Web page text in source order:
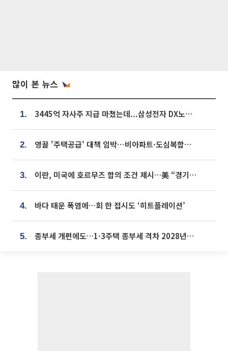
많이 본 뉴스
1. 3445억 자사주 지급 마쳤는데...삼성전자 DX노조, 뒤늦은 '떼쓰기 집회'
2. 영끌 '주택공급' 대책 임박⋯비아파트·도심복합까지 총동원
3. 이란, 미국에 호르무즈 합의 조건 제시…美 “경기 아직 안 끝나” [종합]
4. 바다 태운 폭염에…회 한 접시도 ‘히트플레이션’
5. 종부세 개편에도…1·3주택 종부세 격차 2028년부터 확대